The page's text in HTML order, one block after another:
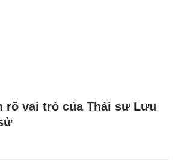
rõ vai trò của Thái sư Lưu